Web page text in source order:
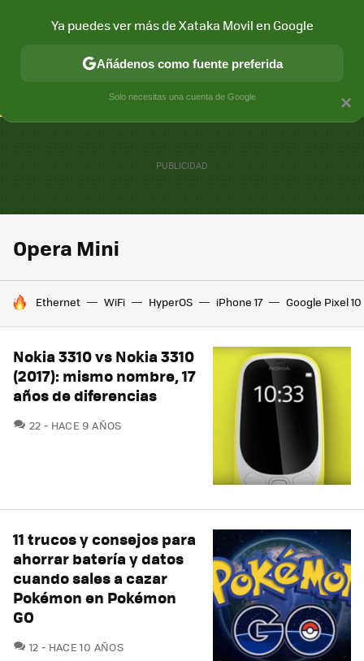
CONECTIVIDAD MÓVIL Y SOCIEDAD APLICACIONES
Opera Mini
HOY SE HABLA DE
Ethernet WiFi HyperOS iPhone 17 Google Pixel
Nokia 3310 vs Nokia 3310
(2017): mismo nombre, 17
años de diferencias
22 COMENTARIOS
HACE 9 AÑOS
11 trucos y consejos para
ahorrar batería y datos
cuando sales a cazar
Pokémon en Pokémon
GO
12 COMENTARIOS
HACE 10 AÑOS
×
Ya puedes ver más de Xataka Movil en Google
Añádenos como fuente preferida
Solo necesitas una cuenta de Google